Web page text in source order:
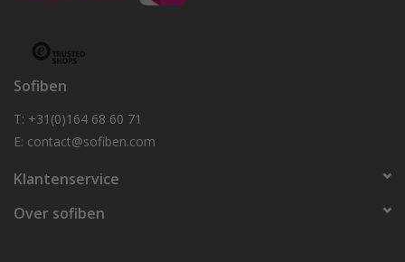
Sofiben
T: +31(0)164 68 60 71
E: contact@sofiben.com
Klantenservice
Over sofiben